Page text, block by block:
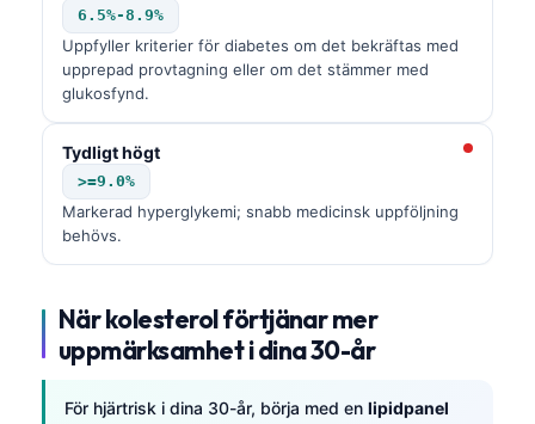
6.5%-8.9%
Uppfyller kriterier för diabetes om det bekräftas med
upprepad provtagning eller om det stämmer med
glukosfynd.
Tydligt högt
>=9.0%
Markerad hyperglykemi; snabb medicinsk uppföljning
behövs.
När kolesterol förtjänar mer
uppmärksamhet i dina 30-år
För hjärtrisk i dina 30-år, börja med en lipidpanel